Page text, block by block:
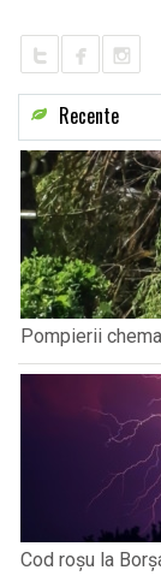
Recente
Pompierii
Cod roșu la